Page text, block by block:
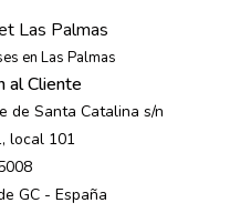
Las Palmas
en Las Palmas
al Cliente
de Santa Catalina s/n
local 101
GC - España